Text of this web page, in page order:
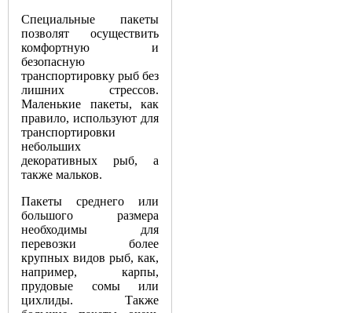
Специальные пакеты
позволят осуществить
комфортную и
безопасную
транспортировку рыб без
лишних стрессов.
Маленькие пакеты, как
правило, используют для
транспортировки
небольших
декоративных рыб, а
также мальков.
Пакеты среднего или
большого размера
необходимы для
перевозки более
крупных видов рыб, как,
например, карпы,
прудовые сомы или
цихлиды. Также